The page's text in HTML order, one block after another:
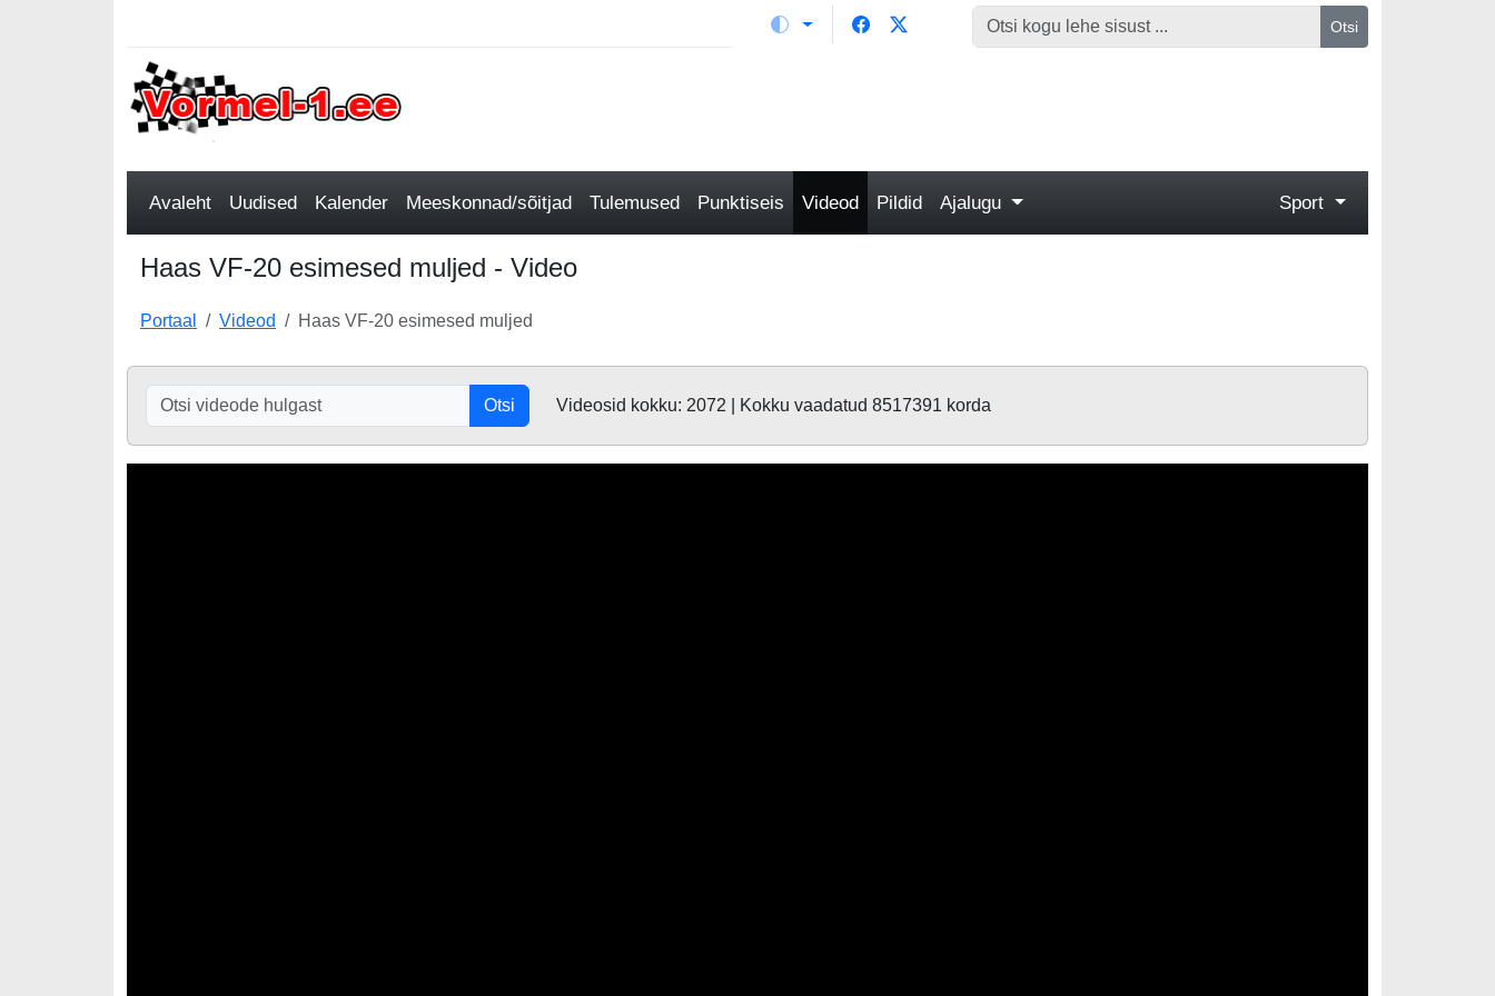
Otsi
Avaleht Uudised Kalender Meeskonnad/sõitjad Tulemused Punktiseis Videod Pildid Ajalugu Sport
Haas VF-20 esimesed muljed - Video
Portaal Videod Haas VF-20 esimesed muljed
Otsi Videosid kokku: 2072 | Kokku vaadatud 8517391 korda